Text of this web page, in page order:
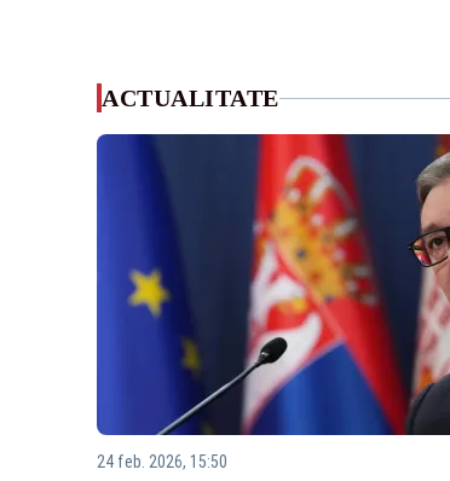
ACTUALITATE
24 feb. 2026, 15:50